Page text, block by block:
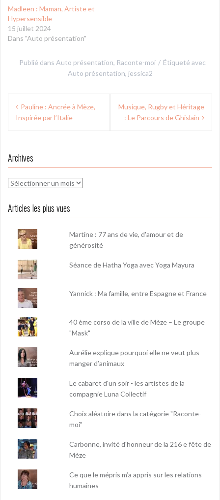
Madleen : Maman, Artiste et
Hypersensible
15 juillet 2024
Dans "Auto présentation"
Publié dans Auto présentation, Raconte-moi
Étiqueté avec
Auto présentation, jessica2
Navigation
de Pauline : Ancrée à Mèze,
Inspirée par l’Italie
Musique, Rugby et Héritage
: Le Parcours de Ghislain
Archives
Archives
Articles les plus vues
Martine : 77 ans de vie, d'amour et de
générosité
Séance de Hatha Yoga avec Yoga Mayura
Yannick : Ma famille, entre Espagne et France
40 ème corso de la ville de Mèze – Le groupe
"Mask"
Aurélie explique pourquoi elle ne veut plus
manger d’animaux
Le cabaret d'un soir - les artistes de la
compagnie Luna Collectif
Choix aléatoire dans la catégorie "Raconte-
moi"
Carbonne, invité d'honneur de la 216 e fête de
Mèze
Ce que le mépris m’a appris sur les relations
humaines